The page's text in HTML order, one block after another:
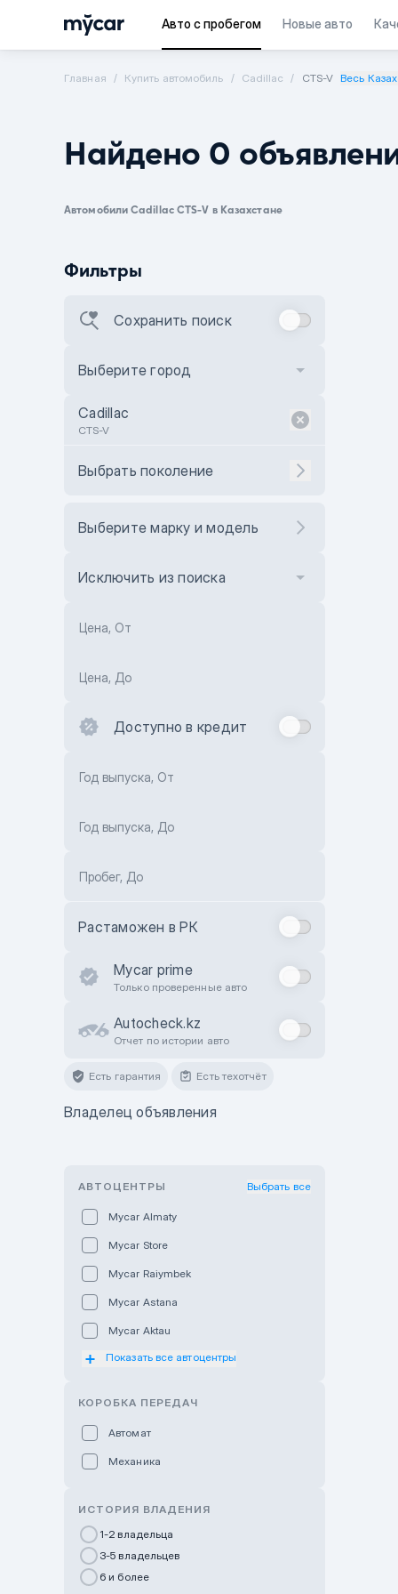
Авто с пробегом Новые авто
Главная Купить автомобиль Cadillac CTS-V Весь
Найдено 0
Автомобили Cadillac CTS-V в Казахстане
Фильтры
Сохранить поиск
Выберите город
Cadillac
CTS-V
Выбрать поколение
Выберите марку и модель
Исключить из поиска
Цена, От
Цена, До
Доступно в кредит
Год выпуска, От
Год выпуска, До
Пробег, До
Растаможен в РК
Mycar prime
Только проверенные авто
Autocheck.kz
Отчет по истории авто
Есть гарантия Есть техотчёт
Владелец объявления
АВТОЦЕНТРЫ Выбрать все
Mycar Almaty
Mycar Store
Mycar Raiymbek
Mycar Astana
Mycar Aktau
Mycar Uralsk
GWM Nurly Zhol
Chery Astana
Показать все автоцентры
КОРОБКА ПЕРЕДАЧ
Автомат
Механика
ИСТОРИЯ ВЛАДЕНИЯ
1-2 владельца
3-5 владельцев
6 и более